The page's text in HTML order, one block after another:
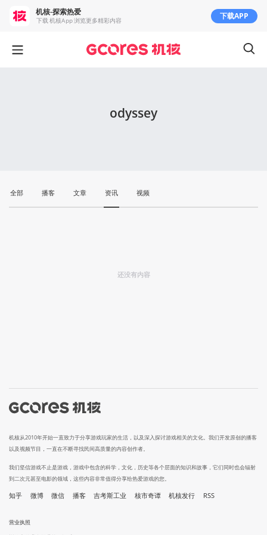
odyssey
全部 播客 文章 资讯 视频
还没有内容
机核从2010年开始一直致力于分享游戏玩家的生活，以及深入探讨游戏相关的文化。我们开发原创的播客
以及视频节目，一直在不断寻找民间高质量的内容创作者。
我们坚信游戏不止是游戏，游戏中包含的科学，文化，历史等各个层面的知识和故事，它们同时也会辐射
到二次元甚至电影的领域，这些内容非常值得分享给热爱游戏的您。
知乎 微博 微信 播客 吉考斯工业 核市奇谭 机核发行 RSS
营业执照
机核-探索热爱
下载 机核App 浏览更多精彩内容 下载APP